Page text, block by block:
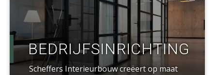
BEDRIJFSINRICHTING
Scheffers Interieurbouw creëert op maat